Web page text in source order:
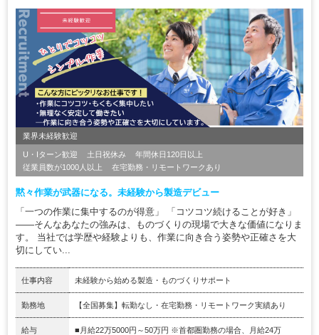
業界未経験歓迎
U・Iターン歓迎 土日祝休み
年間休日120日以上
従業員数が1000人以上
在宅勤務・リモートワークあり
黙々作業が武器になる。未経験から製造デビュー
「一つの作業に集中するのが得意」 「コツコツ続けることが好き」
――そんなあなたの強みは、ものづくりの現場で大きな価値になりま
す。 当社では学歴や経験よりも、作業に向き合う姿勢や正確さを大
切にしてい...
仕事内容 未経験から始める製造・ものづくりサポート
勤務地 【全国募集】転勤なし・在宅勤務・リモートワーク実績あり
給与
■月給22万5000円～50万円 ※首都圏勤務の場合、月給24万